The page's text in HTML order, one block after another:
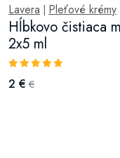
Lavera Pleťové krémy
Hĺbkovo čistiaca
2x5 ml
2 € €